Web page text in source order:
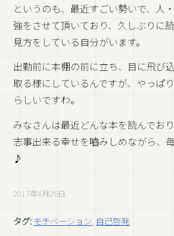
というのも、最近すごい勢いで、人
強をさせて頂いており、久しぶりに
見方をしている自分がいます。
出勤前に本棚の前に立ち、目に飛び
取る様にしているんですが、やっぱ
らしいですわ。
みなさんは最近どんな本を読んでお
志事出来る幸せを嚙みしめながら、
♪
2017年4月26日
タグ:モチベーション 自己啓発